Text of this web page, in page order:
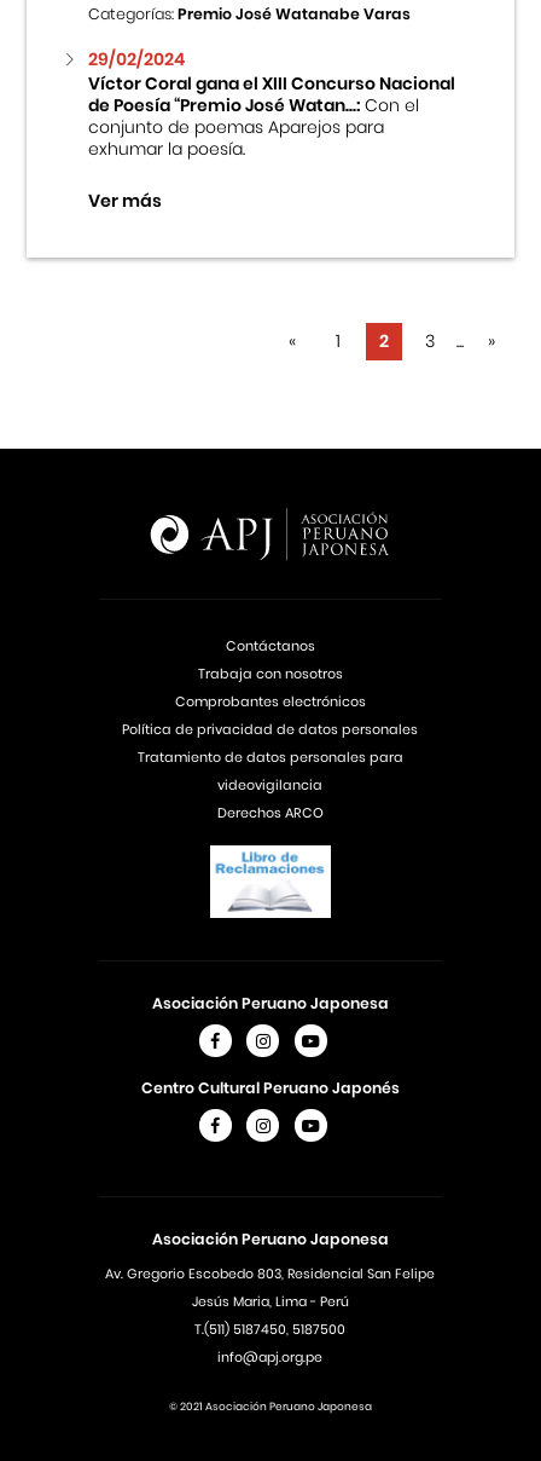
Categorías:Premio José Watanabe Varas
29/02/2024
Víctor Coral gana el XIII Concurso Nacional
de Poesía “Premio José Watan...:Con el
conjunto de poemas Aparejos para
exhumar la poesía.
Ver más
« 1 2 3 ... »
Asociación Peruano Japonesa
Av. Gregorio Escobedo 803, Residencial San Felipe
Jesús Maria, Lima - Perú
T.(511) 5187450, 5187500
info@apj.org.pe
Asociación Peruano Japonesa
Centro Cultural Peruano Japonés
Contáctanos
Trabaja con nosotros
Comprobantes electrónicos
Política de privacidad de datos personales
Tratamiento de datos personales para
videovigilancia
Derechos ARCO
© 2021 Asociación Peruano Japonesa